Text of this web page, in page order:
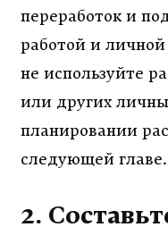
переработок и
работой и
не используйте
или других
планировании
следующей главе.
2.